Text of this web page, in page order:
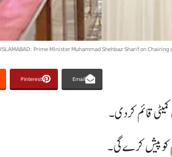
ISLAMABAD: Prime Minister Muhammad Shehbaz Sharif on
Pinterest Email
قائم کردی۔